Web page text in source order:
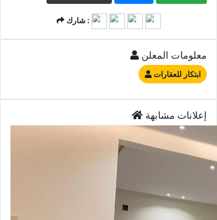
شارك :
معلومات المعلن
ابتكار للعقارات
إعلانات مشابهة